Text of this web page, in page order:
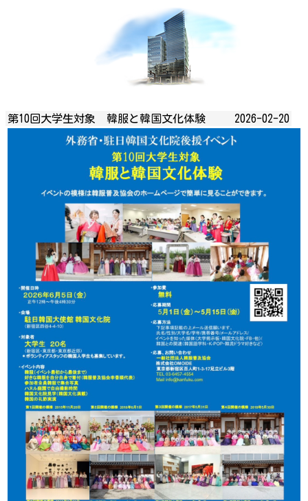
第10回大学生対象 韓服と韓国文化体験 2026-02-20